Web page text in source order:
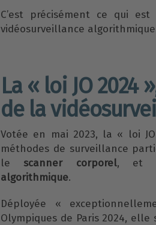
C’est précisément ce qui
vidéosurveillance
La « loi JO 2024
de la
Votée en mai 2023, la « loi
méthodes de surveillance
le scanner corporel, et
algorithmique.
Déployée «
Olympiques de Paris 2024,